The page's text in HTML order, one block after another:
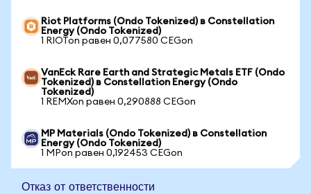
Riot Platforms (Ondo Tokenized) в Constellation
Energy (Ondo Tokenized)
1 RIOTon равен 0,077580 CEGon
VanEck Rare Earth and Strategic Metals ETF (Ondo
Tokenized) в Constellation Energy (Ondo
Tokenized)
1 REMXon равен 0,290888 CEGon
MP Materials (Ondo Tokenized) в Constellation
Energy (Ondo Tokenized)
1 MPon равен 0,192453 CEGon
Отказ от ответственности